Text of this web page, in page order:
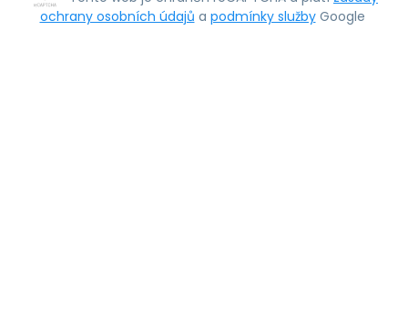
ochrany osobních údajů a podmínky služby Google